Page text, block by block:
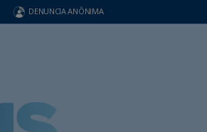
DENUNCIA ANÔNIMA